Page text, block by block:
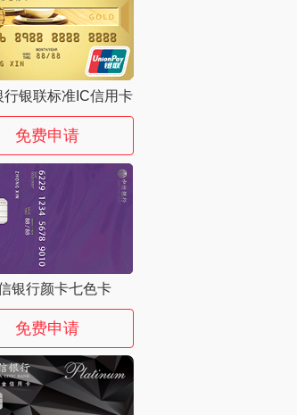
行银联标准IC信用卡
免费申请
银行颜卡七色卡
免费申请